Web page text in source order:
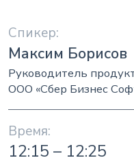
Максим Борисов
Руководитель
ООО «Сбер Бизнес
12:15 – 12:25